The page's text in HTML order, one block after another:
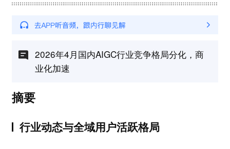
2026年4月国内AIGC行业竞争格局分化，商
业化加速
摘要
行业动态与全域用户活跃格局